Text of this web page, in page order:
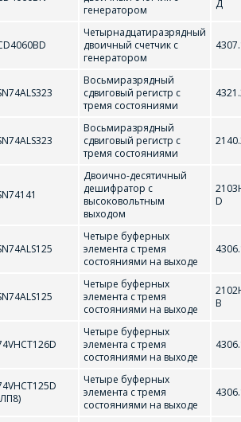
74LV574N (ИР37)
74LV620N (АП25)
74LV640N (АП9)
74LV74N (ТМ2)
74LV86N (ЛП5)
74LVU04N
74VHC02D (ЛЕ1)
74VHC125D (ЛП8)
74VHC240D (АП3)
74VHC244D (АП5)
генератором
Д
Четырнадцатиразрядный
двоичный счетчик с
генератором
Восьмиразрядный
сдвиговый регистр с
тремя состояниями
Восьмиразрядный
сдвиговый регистр с
тремя состояниями
Двоично-десятичный
дешифpатоp с
высоковольтным
выходом
D
Четыре буферных
элемента с тремя
состояниями на выходе
Четыре буферных
элемента с тремя
состояниями на выходе
В
Четыре буферных
элемента с тремя
состояниями на выходе
Четыре буферных
элемента с тремя
состояниями на выходе
ОФОРМИТЬ ЗАКАЗ
Форма предназначена
для юридических лиц
и ИП.
Продажи физическим
ЗАДАТЬ ВОПРОС
СОТРУДНИКИ